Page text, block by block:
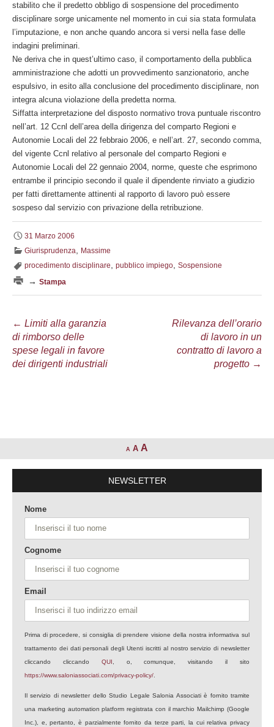
stabilito che il predetto obbligo di sospensione del procedimento
disciplinare sorge unicamente nel momento in cui sia stata formulata
l’imputazione, e non anche quando ancora si versi nella fase delle
indagini preliminari.
Ne deriva che in quest’ultimo caso, il comportamento della pubblica
amministrazione che adotti un provvedimento sanzionatorio, anche
espulsivo, in esito alla conclusione del procedimento disciplinare, non
integra alcuna violazione della predetta norma.
Siffatta interpretazione del disposto normativo trova puntuale riscontro
nell’art. 12 Ccnl dell’area della dirigenza del comparto Regioni e
Autonomie Locali del 22 febbraio 2006, e nell’art. 27, secondo comma,
del vigente Ccnl relativo al personale del comparto Regioni e
Autonomie Locali del 22 gennaio 2004, norme, queste che esprimono
entrambe il principio secondo il quale il dipendente rinviato a giudizio
per fatti direttamente attinenti al rapporto di lavoro può essere
sospeso dal servizio con privazione della retribuzione.
31 Marzo 2006
Giurisprudenza
Massime
procedimento disciplinare
pubblico impiego Sospensione
→ Stampa
Navigazione
articolo
← Limiti alla garanzia
di rimborso delle
spese legali in favore
dei dirigenti industriali
Rilevanza dell’orario
di lavoro in un
contratto di lavoro a
progetto →
A A A
NEWSLETTER
Nome
Cognome
Email
Prima di procedere, si consiglia di prendere visione della nostra informativa sul
trattamento dei dati personali degli Utenti iscritti al nostro servizio di newsletter
cliccando cliccando QUI , o, comunque, visitando il sito
https://www.saloniassociati.com/privacy-policy/
Il servizio di newsletter dello Studio Legale Salonia Associati è fornito tramite
una marketing automation platform registrata con il marchio Mailchimp (Google
Inc.), e, pertanto, è parzialmente fornito da terze parti, la cui relativa privacy